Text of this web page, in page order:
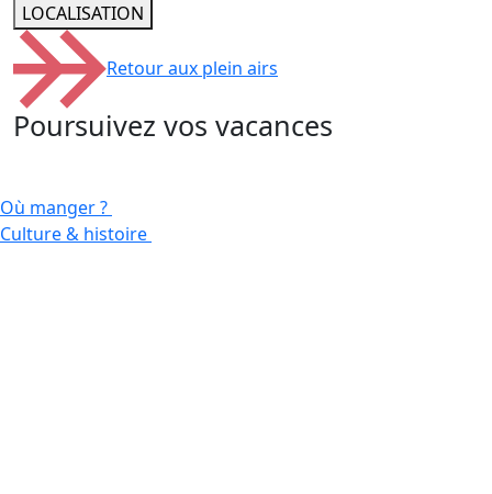
LOCALISATION
Retour aux plein airs
Poursuivez vos vacances
Où manger ?
Culture & histoire